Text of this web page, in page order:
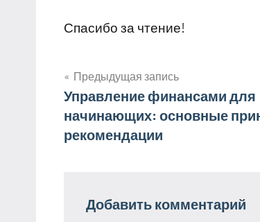
Спасибо за чтение!
Навигация
по
Предыдущая запись
Управление финансами для
начинающих: основные
рекомендации
Добавить комментарий